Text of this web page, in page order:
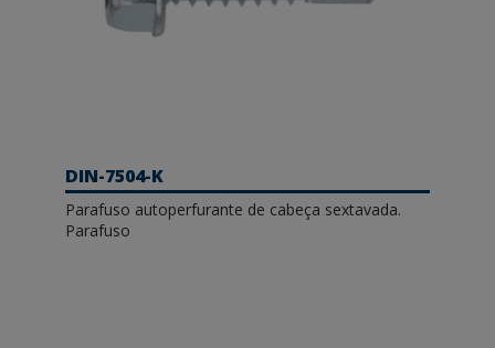
DIN-7504-K
Parafuso autoperfurante de cabeça sextavada.
Parafuso